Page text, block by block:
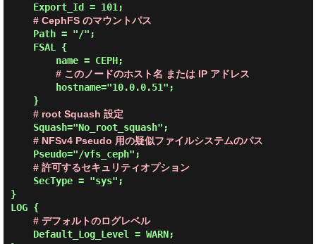
# CephFS のマウントパス
# このノードのホスト名 または IP アドレス
# root Squash 設定
# NFSv4 Pseudo 用の疑似ファイルシステムのパス
# 許可するセキュリティオプション
}
LOG {
# デフォルトのログレベル